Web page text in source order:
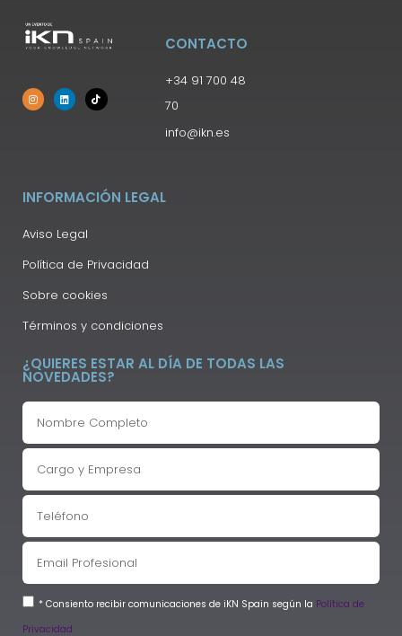
CONTACTO
+34 91 700 48
70
info@ikn.es
INFORMACIÓN LEGAL
Aviso Legal
Política de Privacidad
Sobre cookies
Términos y condiciones
¿QUIERES ESTAR AL DÍA DE TODAS LAS
NOVEDADES?
* Consiento recibir comunicaciones de iKN Spain según la Política de
Privacidad